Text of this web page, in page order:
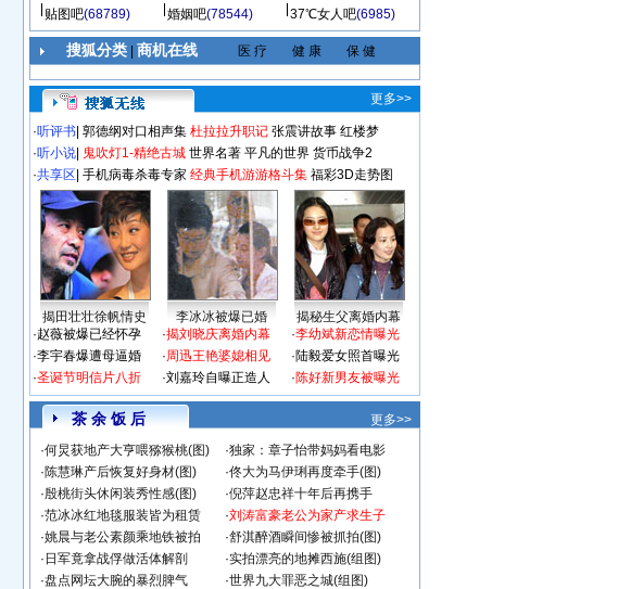
贴图吧(68789) 婚姻吧(78544) 37℃女人吧(6985)
搜狐分类| 商机在线 医 疗 健 康 保 健
更多>>
·听评书 郭德纲对口相声集 杜拉拉升职记 张震讲故事 红楼梦
·听小说 鬼吹灯1-精绝古城 世界名著 平凡的世界 货币战争2
·共享区 手机病毒杀毒专家 经典手机游游格斗集 福彩3D走势图
揭田壮壮徐帆情史 李冰冰被爆已婚
揭秘生父离婚内幕
·赵薇被爆已经怀孕
·李宇春爆遭母逼婚
·圣诞节明信片八折
·揭刘晓庆离婚内幕
·周迅王艳婆媳相见
·刘嘉玲自曝正造人
·李幼斌新恋情曝光
·陆毅爱女照首曝光
·陈好新男友被曝光
茶 余 饭 后
更多>>
·何炅获地产大亨喂猕猴桃(图) ·独家：章子怡带妈妈看电影
·陈慧琳产后恢复好身材(图) ·佟大为马伊琍再度牵手(图)
·殷桃街头休闲装秀性感(图) ·倪萍赵忠祥十年后再携手
·范冰冰红地毯服装皆为租赁 ·刘涛富豪老公为家产求生子
·姚晨与老公素颜乘地铁被拍 ·舒淇醉酒瞬间惨被抓拍(图)
· 日军竟拿战俘做活体解剖 ·实拍漂亮的地摊西施(组图)
·盘点网坛大腕的暴烈脾气 ·世界九大罪恶之城(组图)